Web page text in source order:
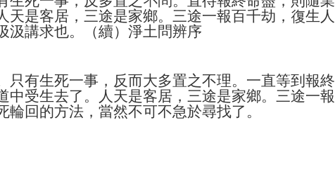
是客居，三途是家鄉。三途一報百千劫，復生人
汲講求也。（續）淨土問辨序
有生死一事，反而大多置之不理。一直等到報終
受生去了。人天是客居，三途是家鄉。三途一報
回的方法，當然不可不急於尋找了。